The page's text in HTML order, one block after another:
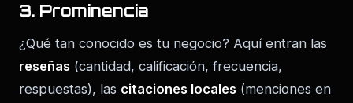
3. Prominencia
¿Qué tan conocido es tu negocio? Aquí entran las
reseñas (cantidad, calificación, frecuencia,
respuestas), las citaciones locales (menciones en